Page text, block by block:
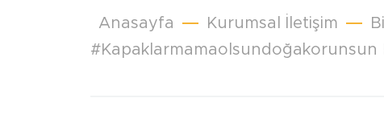
Anasayfa Kurumsal İletişim
#kapaklarmamaolsundoğakorunsun